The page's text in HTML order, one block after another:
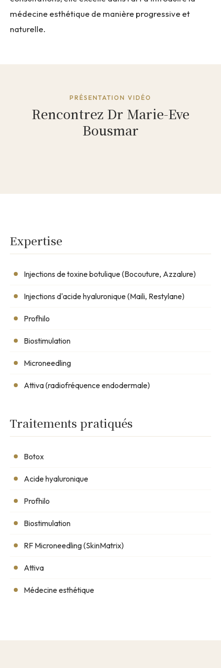
médecine esthétique de manière progressive et
naturelle.
PRÉSENTATION VIDÉO
Rencontrez Dr Marie-Eve
Bousmar
Expertise
Injections de toxine botulique (Bocouture, Azzalure)
Injections d'acide hyaluronique (Maili, Restylane)
Profhilo
Biostimulation
Microneedling
Attiva (radiofréquence endodermale)
Traitements pratiqués
Botox
Acide hyaluronique
Profhilo
Biostimulation
RF Microneedling (SkinMatrix)
Attiva
Médecine esthétique